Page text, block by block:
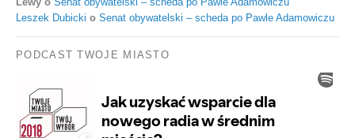
Leszek Dubicki o Senat obywatelski – scheda po Pawle Adamowiczu
PODCAST TWOJE MIASTO